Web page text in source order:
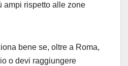
ampi rispetto alle zone
bene se, oltre a Roma,
o devi raggiungere